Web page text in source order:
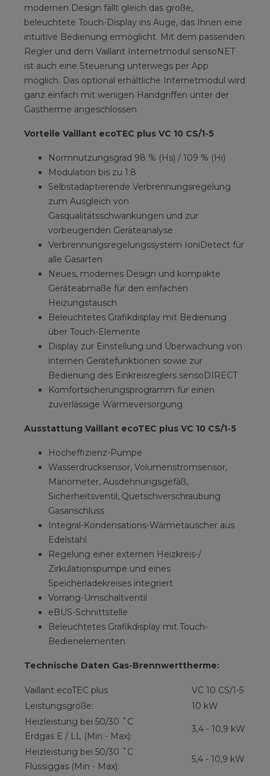
modernen Design fällt gleich das große,
beleuchtete Touch-Display ins Auge, das Ihnen eine
intuitive Bedienung ermöglicht. Mit dem passenden
Regler und dem Vaillant Internetmodul sensoNET
ist auch eine Steuerung unterwegs per App
möglich. Das optional erhältliche Internetmodul wird
ganz einfach mit wenigen Handgriffen unter der
Gastherme angeschlossen.
Vorteile Vaillant ecoTEC plus VC 10 CS/1-5
Normnutzungsgrad 98 % (Hs) / 109 % (Hi)
Modulation bis zu 1:8
Selbstadaptierende Verbrennungsregelung
zum Ausgleich von
Gasqualitätsschwankungen und zur
vorbeugenden Geräteanalyse
Verbrennungsregelungssystem IoniDetect für
alle Gasarten
Neues, modernes Design und kompakte
Geräteabmaße für den einfachen
Heizungstausch
Beleuchtetes Grafikdisplay mit Bedienung
über Touch-Elemente
Display zur Einstellung und Überwachung von
internen Gerätefunktionen sowie zur
Bedienung des Einkreisreglers sensoDIRECT
Komfortsicherungsprogramm für einen
zuverlässige Wärmeversorgung
Ausstattung Vaillant ecoTEC plus VC 10 CS/1-5
Hocheffizienz-Pumpe
Wasserdrucksensor, Volumenstromsensor,
Manometer, Ausdehnungsgefäß,
Sicherheitsventil, Quetschverschraubung
Gasanschluss
Integral-Kondensations-Wärmetauscher aus
Edelstahl
Regelung einer externen Heizkreis-/
Zirkulationspumpe und eines
Speicherladekreises integriert
Vorrang-Umschaltventil
eBUS-Schnittstelle
Beleuchtetes Grafikdisplay mit Touch-
Bedienelementen
Technische Daten Gas-Brennwerttherme:
Vaillant ecoTEC plus
VC 10 CS/1-5
Leistungsgröße:
10 kW
Heizleistung bei 50/30 ˚C
Erdgas E / LL (Min - Max):
3,4 - 10,9 kW
Heizleistung bei 50/30 ˚C
Flüssiggas (Min - Max):
5,4 - 10,9 kW